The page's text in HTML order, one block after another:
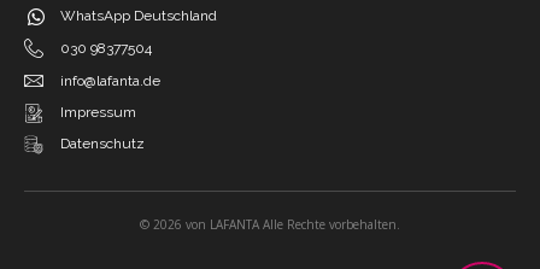
WhatsApp Deutschland
030 98377504
info@lafanta.de
Impressum
Datenschutz
© 2026 von LAFANTA Alle Rechte vorbehalten.